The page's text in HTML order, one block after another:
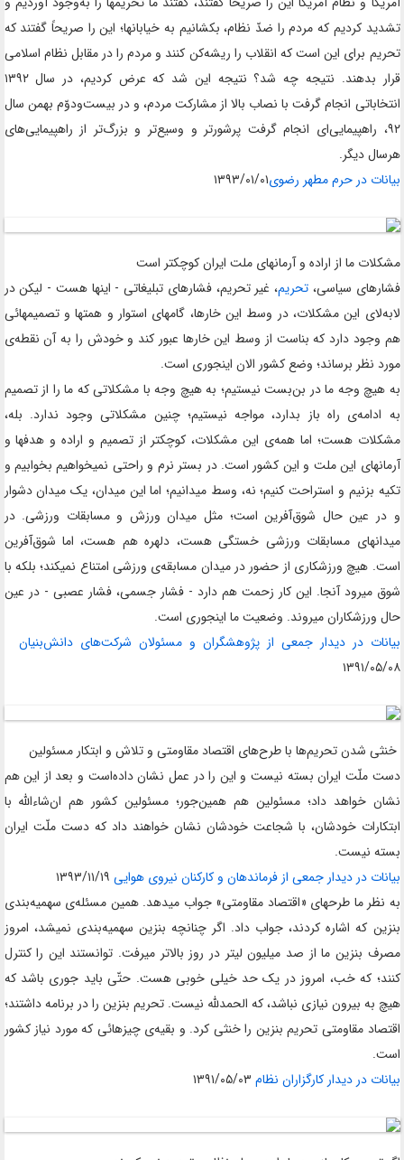
تشدید کردیم که مردم را ضدّ نظام، بکشانیم به خیابانها؛ این را صریحاً گفتند که
تحریم برای این است که انقلاب را ریشه‌کن کنند و مردم را در مقابل نظام اسلامی
قرار بدهند. نتیجه چه شد؟ نتیجه این شد که عرض کردیم، در سال ۱۳۹۲
انتخاباتی انجام گرفت با نصاب بالا از مشارکت مردم، و در بیست‌ودوّم بهمن سال
۹۲، راهپیمایی‌ای انجام گرفت پرشورتر و وسیع‌تر و بزرگ‌تر از راهپیمایی‌های
هرسال دیگر.
بیانات در حرم مطهر رضوی۱۳۹۳/۰۱/۰۱
مشکلات ما از اراده و آرمانهای ملت ایران کوچکتر است
فشارهای سیاسی، تحریم، غیر تحریم، فشارهای تبلیغاتی - اینها هست - لیکن در
لابه‌‌‌لای این مشکلات، در وسط این خارها، گامهای استوار و همتها و تصمیمهائی
هم وجود دارد که بناست از وسط این خارها عبور کند و خودش را به آن نقطه‌‌‌ی
مورد نظر برساند؛ وضع کشور الان اینجوری است.
به هیچ وجه ما در بن‌‌‌بست نیستیم؛ به هیچ وجه با مشکلاتی که ما را از تصمیم
به ادامه‌‌‌ی راه باز بدارد، مواجه نیستیم؛ چنین مشکلاتی وجود ندارد. بله،
مشکلات هست؛ اما همه‌‌‌ی این مشکلات، کوچکتر از تصمیم و اراده و هدفها و
آرمانهای این ملت و این کشور است. در بستر نرم و راحتی نمیخواهیم بخوابیم و
تکیه بزنیم و استراحت کنیم؛ نه، وسط میدانیم؛ اما این میدان، یک میدان دشوار
و در عین حال شوق‌‌‌آفرین است؛ مثل میدان ورزش و مسابقات ورزشی. در
میدانهای مسابقات ورزشی خستگی هست، دلهره هم هست، اما شوق‌‌‌آفرین
است. هیچ ورزشکاری از حضور در میدان مسابقه‌‌‌ی ورزشی امتناع نمیکند؛ بلکه با
شوق میرود آنجا. این کار زحمت هم دارد - فشار جسمی، فشار عصبی - در عین
حال ورزشکاران میروند. وضعیت ما اینجوری است.
بیانات در دیدار جمعی از پژوهشگران و مسئولان شرکت‌های دانش‌بنیان
۱۳۹۱/۰۵/۰۸
خنثی شدن تحریم‌ها با طرح‌های اقتصاد مقاومتی و تلاش و ابتکار مسئولین
دست ملّت ایران بسته نیست و این را در عمل نشان داده‌است و بعد از این هم
نشان خواهد داد؛ مسئولین هم همین‌جور؛ مسئولین کشور هم ان‌شاءالله با
ابتکارات خودشان، با شجاعت خودشان نشان خواهند داد که دست ملّت ایران
بسته نیست.
بیانات در دیدار جمعى از فرماندهان و کارکنان نیروى هوایى ۱۳۹۳/۱۱/۱۹
به نظر ما طرحهای «اقتصاد مقاومتی» جواب میدهد. همین مسئله‌ی سهمیه‌بندی
بنزین که اشاره کردند، جواب داد. اگر چنانچه بنزین سهمیه‌بندی نمیشد، امروز
مصرف بنزین ما از صد میلیون لیتر در روز بالاتر میرفت. توانستند این را کنترل
کنند؛ که خب، امروز در یک حد خیلی خوبی هست. حتّی باید جوری باشد که
هیچ به بیرون نیازی نباشد، که الحمدللّه‌ نیست. تحریم بنزین را در برنامه داشتند؛
اقتصاد مقاومتی تحریم بنزین را خنثی کرد. و بقیه‌ی چیزهائی که مورد نیاز کشور
است.
بیانات در دیدار کارگزاران نظام ۱۳۹۱/۰۵/۰۳